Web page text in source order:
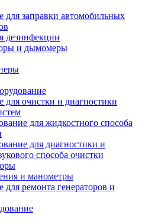
для заправки автомобильных
дезинфекции
и дымомеры
для очистки и диагностики
для жидкостного способа
для диагностики и
способа очистки
и манометры
для ремонта генераторов и